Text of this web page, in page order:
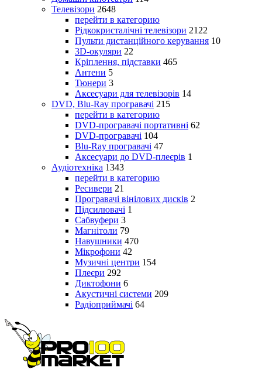
Телевізори 2648
перейти в категорию
Рідкокристалічні телевізори 2122
Пульти дистанційного керування 10
3D-окуляри 22
Кріплення, підставки 465
Антени 5
Тюнери 3
Аксесуари для телевізорів 14
DVD, Blu-Ray програвачі 215
перейти в категорию
DVD-програвачі портативні 62
DVD-програвачі 104
Blu-Ray програвачі 47
Аксесуари до DVD-плеєрів 1
Аудіотехніка 1343
перейти в категорию
Ресивери 21
Програвачі вінілових дисків 2
Підсилювачі 1
Сабвуфери 3
Магнітоли 79
Навушники 470
Мікрофони 42
Музичні центри 154
Плеєри 292
Диктофони 6
Акустичні системи 209
Радіоприймачі 64